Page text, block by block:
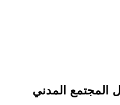
المجتمع المدني